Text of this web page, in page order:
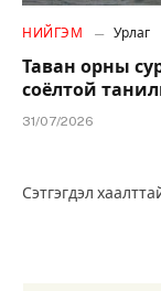
НИЙГЭМ Урлаг
Таван орны
соёлтой
31/07/2026
Сэтгэгдэл